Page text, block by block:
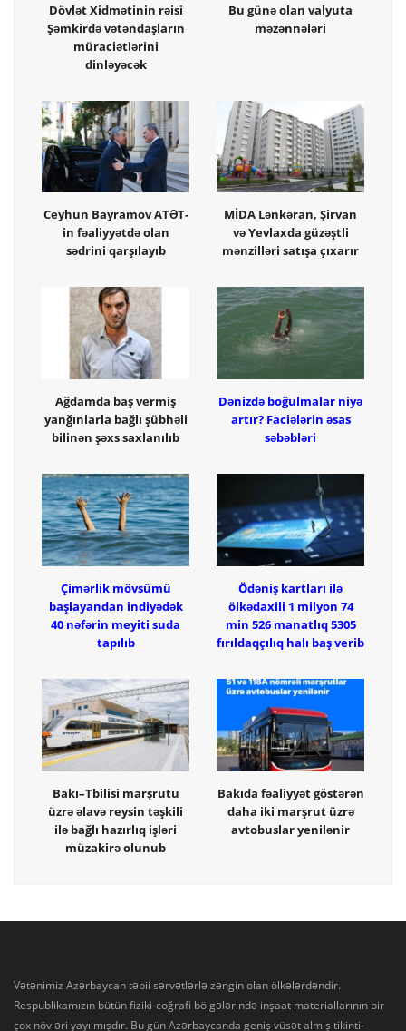
Dövlət Xidmətinin rəisi
Şəmkirdə vətəndaşların
müraciətlərini
dinləyəcək
Bu günə olan valyuta
məzənnələri
Ceyhun Bayramov ATƏT-
in fəaliyyətdə olan
sədrini qarşılayıb
MİDA Lənkəran, Şirvan
və Yevlaxda güzəştli
mənzilləri satışa çıxarır
Ağdamda baş vermiş
yanğınlarla bağlı şübhəli
bilinən şəxs saxlanılıb
Dənizdə boğulmalar niyə
artır? Faciələrin əsas
səbəbləri
Çimərlik mövsümü
başlayandan indiyədək
40 nəfərin meyiti suda
tapılıb
Ödəniş kartları ilə
ölkədaxili 1 milyon 74
min 526 manatlıq 5305
fırıldaqçılıq halı baş verib
Bakı–Tbilisi marşrutu
üzrə əlavə reysin təşkili
ilə bağlı hazırlıq işləri
müzakirə olunub
Bakıda fəaliyyət göstərən
daha iki marşrut üzrə
avtobuslar yenilənir
Vətənimiz Azərbaycan təbii sərvətlərlə zəngin olan ölkələrdəndir.
Respublikamızın bütün fiziki-coğrafi bölgələrində inşaat materiallarının bir
çox növləri yayılmışdır. Bu gün Azərbaycanda geniş vüsət almış tikinti-